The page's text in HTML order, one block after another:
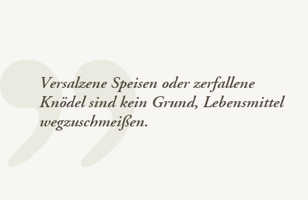
Versalzene Speisen oder zerfallene
Knödel sind kein Grund, Lebensmittel
wegzuschmeißen.